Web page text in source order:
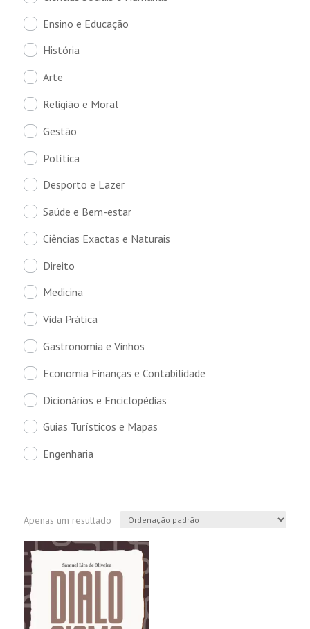
Ensino e Educação
História
Arte
Religião e Moral
Gestão
Política
Desporto e Lazer
Saúde e Bem-estar
Ciências Exactas e Naturais
Direito
Medicina
Vida Prática
Gastronomia e Vinhos
Economia Finanças e Contabilidade
Dicionários e Enciclopédias
Guias Turísticos e Mapas
Engenharia
Apenas um resultado